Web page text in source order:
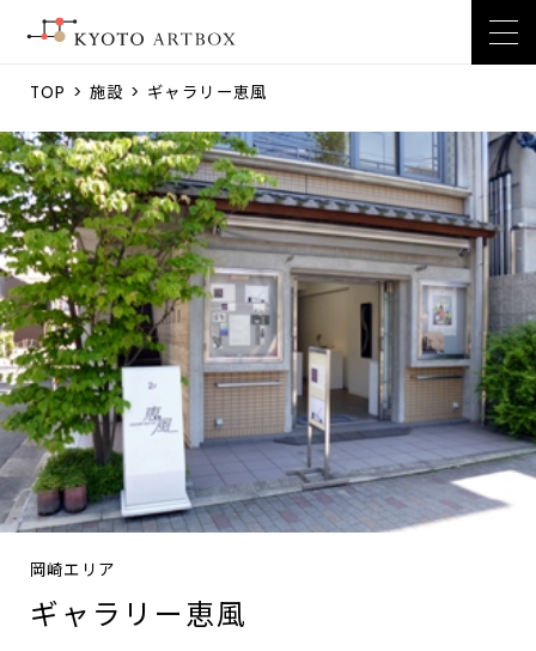
TOP >施設 > ギャラリー恵風
岡崎エリア
ギャラリー恵風